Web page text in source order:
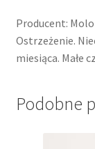
Producent:
Ostrzeżenie.
miesiąca. Małe
Podobne